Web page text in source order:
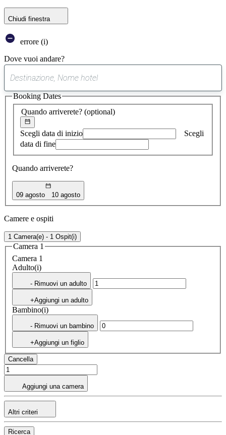
Chiudi finestra
errore (i)
Dove vuoi andare?
suggerimento
trovato
Quando arriverete? (optional)
Scegli data di inizio
Scegli
data di fine
Quando arriverete?
09 agosto 10 agosto
Booking Dates
Camere e ospiti
1 Camera(e) - 1 Ospit(i)
Camera 1
Camera 1
Adulto(i)
- Rimuovi un adulto
+Aggiungi un adulto
Bambino(i)
- Rimuovi un bambino
+Aggiungi un figlio
Cancella
Aggiungi una camera
Altri criteri
Ricerca